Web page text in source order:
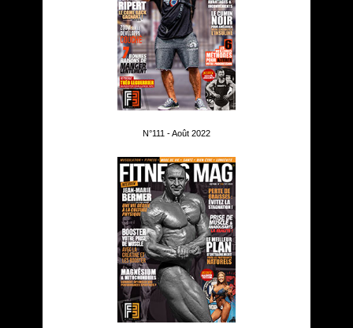
N°111 - Août 2022